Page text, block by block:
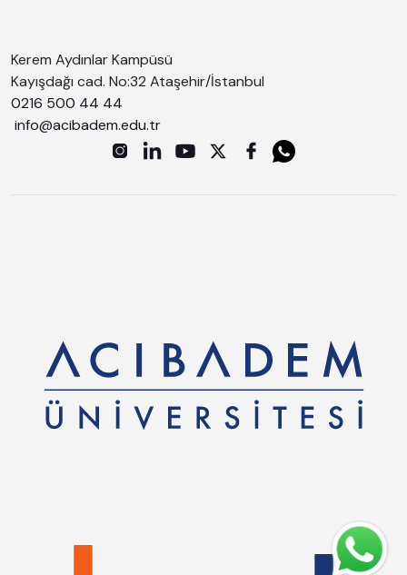
Kerem Aydınlar Kampüsü
Kayışdağı cad. No:32 Ataşehir/İstanbul
0216 500 44 44
info@acibadem.edu.tr